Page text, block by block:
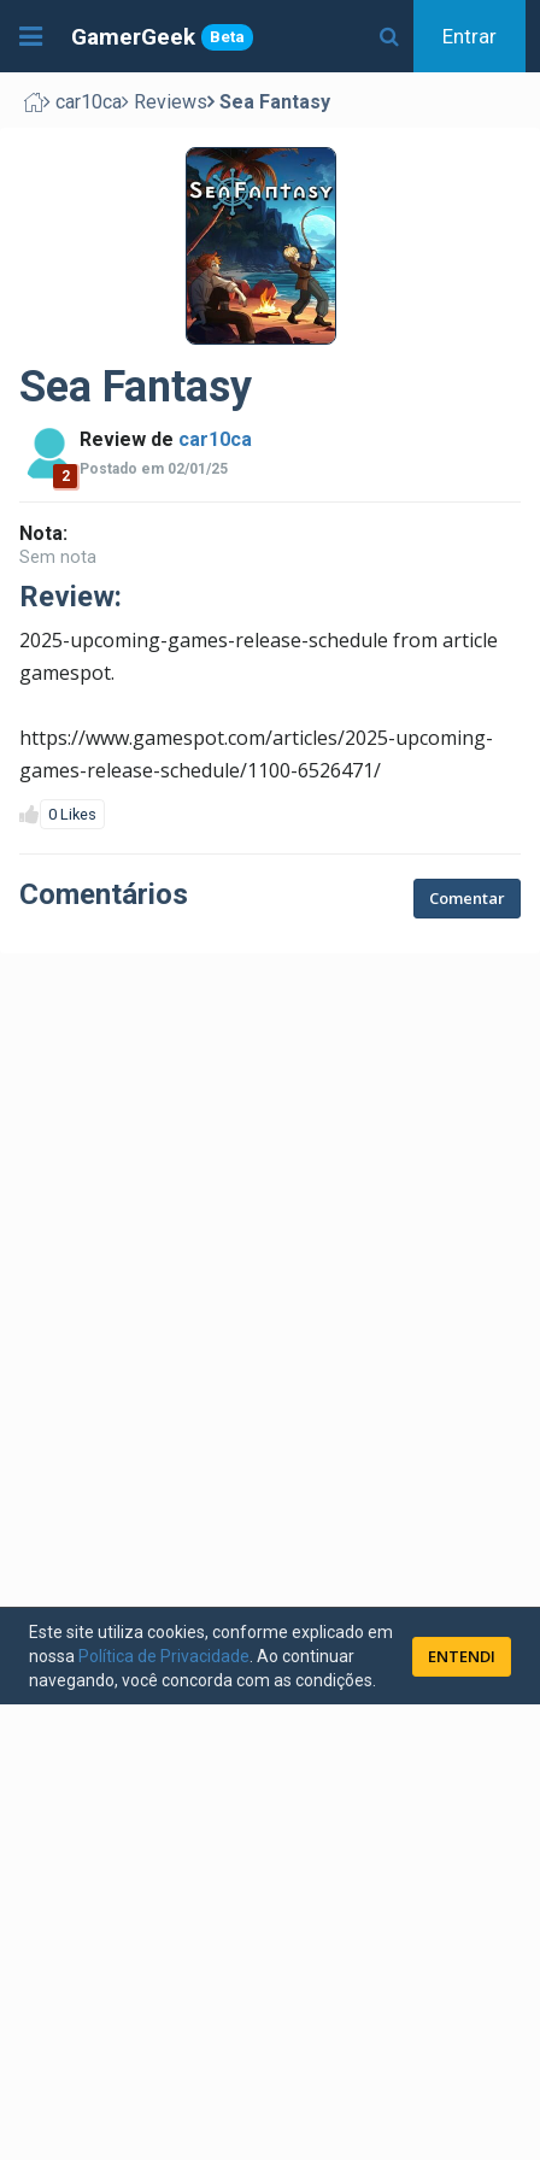
GamerGeek Beta Entrar
car10ca Reviews Sea Fantasy
Sea Fantasy
2
Review de car10ca
Postado em 02/01/25
Nota:
Sem nota
Review:
2025-upcoming-games-release-schedule from article
gamespot.
https://www.gamespot.com/articles/2025-upcoming-
games-release-schedule/1100-6526471/
0 Likes
Comentários Comentar
Este site utiliza cookies, conforme explicado em
nossa Política de Privacidade . Ao continuar
navegando, você concorda com as condições.
ENTENDI